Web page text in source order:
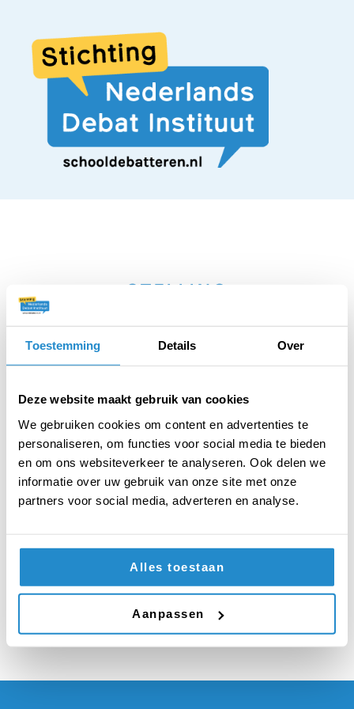
Toestemming Details Over
Deze website maakt gebruik van cookies
We gebruiken cookies om content en advertenties te
personaliseren, om functies voor social media te bieden
en om ons websiteverkeer te analyseren. Ook delen we
informatie over uw gebruik van onze site met onze
partners voor social media, adverteren en analyse.
Alles toestaan
Aanpassen
STELLING
Het moet verboden
worden voor
chatdiensten (zoals
WhatsApp en
Facebook Messenger)
om end-to-end
encryptie toe te
passen